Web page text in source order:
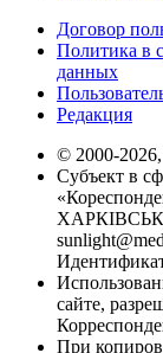
Договор
Политика в
данных
Редакция
© 2000-
Субъект в
сайте,
При